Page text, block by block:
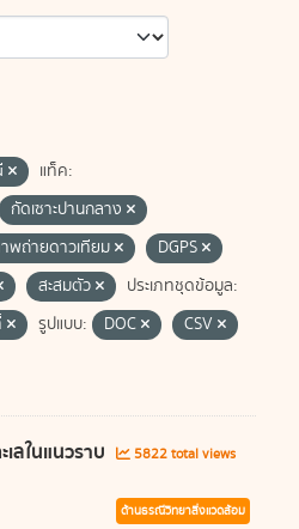
แท็ค:
กัดเซาะปานกลาง
พถ่ายดาวเทียม
DGPS
สะสมตัว
ประเภทชุดข้อมูล:
รูปแบบ: DOC
CSV
ลในแนวราบ
5822 total views
ด้านธรณีวิทยาสิ่งแวดล้อม